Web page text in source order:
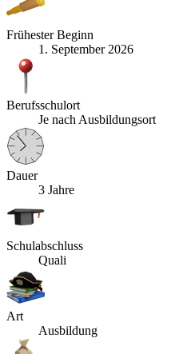
Frühester Beginn
1. September 2026
Berufsschulort
Je nach Ausbildungsort
Dauer
3 Jahre
Schulabschluss
Quali
Art
Ausbildung